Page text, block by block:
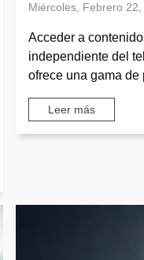
Miércoles, Febrero 22,
Acceder a
independiente del
ofrece una gama de
Leer más